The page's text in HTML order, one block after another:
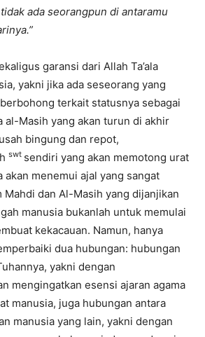
ada seorangpun di antaramu
garansi dari Allah Ta’ala
yakni jika ada seseorang yang
terkait statusnya sebagai
al-Masih yang akan turun di akhir
bingung dan repot,
swt sendiri yang akan memotong urat
akan menemui ajal yang sangat
Mahdi dan Al-Masih yang dijanjikan
manusia bukanlah untuk memulai
kekacauan. Namun, hanya
dua hubungan: hubungan
yakni dengan
mengingatkan esensi ajaran agama
manusia, juga hubungan antara
manusia yang lain, yakni dengan